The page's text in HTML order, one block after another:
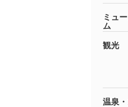
ミュ
ム
観光
温泉